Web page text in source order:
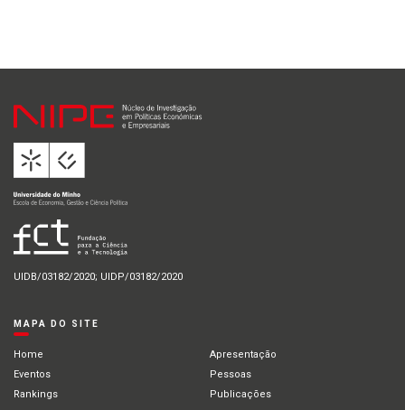
UIDB/03182/2020; UIDP/03182/2020
MAPA DO SITE
Home
Apresentação
Eventos
Pessoas
Rankings
Publicações